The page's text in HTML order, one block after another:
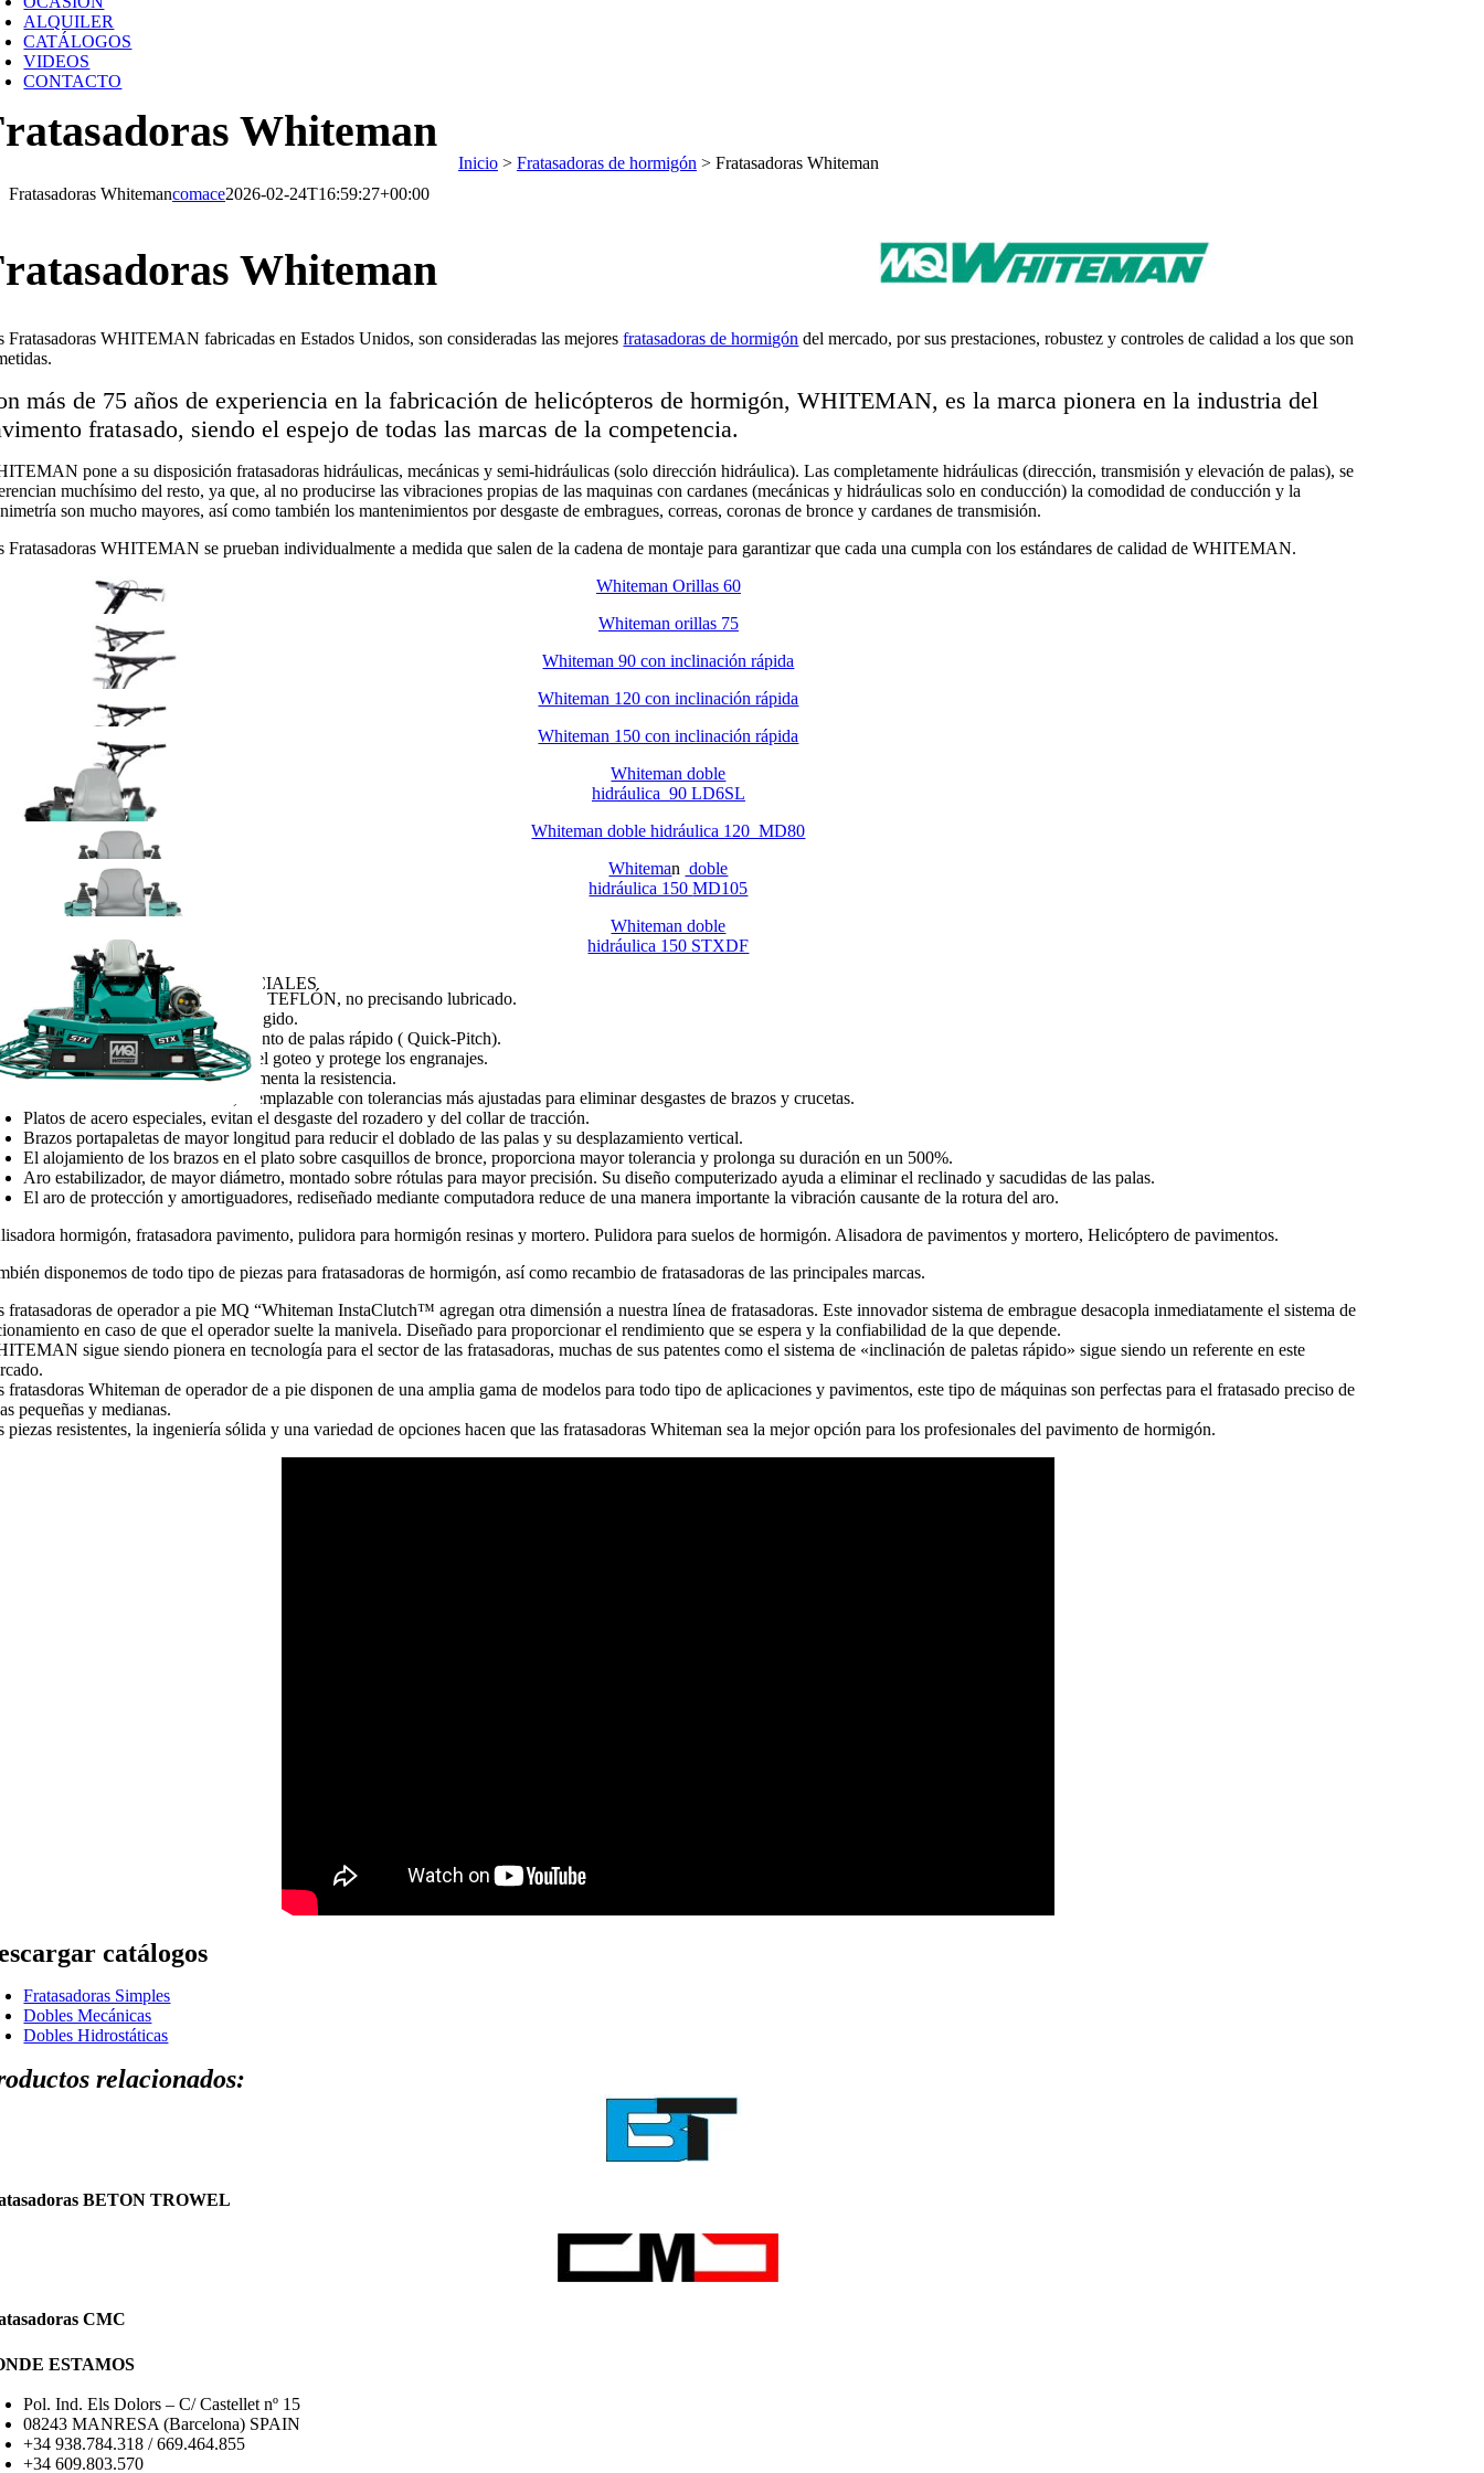
ALQUILER
CATÁLOGOS
VIDEOS
CONTACTO
Whiteman
Inicio> Fratasadoras de hormigón > Fratasadoras Whiteman
Fratasadoras Whitemancomace2026-02-24T16:59:27+00:00
Whiteman
Fratasadoras WHITEMAN fabricadas en Estados Unidos, son consideradas las mejoresfratasadoras de hormigón del mercado, por sus prestaciones, robustez y controles de calidad a los que son
más de 75 años de experiencia en la fabricación de helicópteros de hormigón, WHITEMAN, es la marca pionera en la industria del
fratasado, siendo el espejo de todas las marcas de la competencia.
pone a su disposición fratasadoras hidráulicas, mecánicas y semi-hidráulicas (solo dirección hidráulica). Las completamente hidráulicas (dirección, transmisión y elevación de palas), se
muchísimo del resto, ya que, al no producirse las vibraciones propias de las maquinas con cardanes (mecánicas y hidráulicas solo en conducción) la comodidad de conducción y la
son mucho mayores, así como también los mantenimientos por desgaste de embragues, correas, coronas de bronce y cardanes de transmisión.
Fratasadoras WHITEMAN se prueban individualmente a medida que salen de la cadena de montaje para garantizar que cada una cumpla con los estándares de calidad de WHITEMAN.
Whiteman Orillas 60
Whiteman orillas 75
Whiteman 90 con inclinación rápida
Whiteman 120 con inclinación rápida
Whiteman 150 con inclinación rápida
Whiteman doble
hidráulica 90 LD6SL
Whiteman doble hidráulica 120 MD80
Whiteman doble
hidráulica 150MD105
Whiteman doble
hidráulica 150 STXDF
CARACTERÍSTICAS ESPECIALES
Cable de aceleración recubierto de TEFLÓN, no precisando lubricado.
Control de parada centrífugo protegido.
Manillar reforzado con levantamiento de palas rápido ( Quick-Pitch).
Doble sellado de reductora, evita el goteo y protege los engranajes.
Eje central de mayor diámetro, aumenta la resistencia.
Collarín de tracción de bronce, reemplazable con tolerancias más ajustadas para eliminar desgastes de brazos y crucetas.
Platos de acero especiales, evitan el desgaste del rozadero y del collar de tracción.
Brazos portapaletas de mayor longitud para reducir el doblado de las palas y su desplazamiento vertical.
El alojamiento de los brazos en el plato sobre casquillos de bronce, proporciona mayor tolerancia y prolonga su duración en un 500%.
Aro estabilizador, de mayor diámetro, montado sobre rótulas para mayor precisión. Su diseño computerizado ayuda a eliminar el reclinado y sacudidas de las palas.
El aro de protección y amortiguadores, rediseñado mediante computadora reduce de una manera importante la vibración causante de la rotura del aro.
hormigón, fratasadora pavimento, pulidora para hormigón resinas y mortero. Pulidora para suelos de hormigón. Alisadora de pavimentos y mortero, Helicóptero de pavimentos.
disponemos de todo tipo de piezas para fratasadoras de hormigón, así como recambio de fratasadoras de las principales marcas.
fratasadoras de operador a pie MQ “Whiteman InstaClutch™ agregan otra dimensión a nuestra línea de fratasadoras. Este innovador sistema de embrague desacopla inmediatamente el sistema de
en caso de que el operador suelte la manivela. Diseñado para proporcionar el rendimiento que se espera y la confiabilidad de la que depende.
sigue siendo pionera en tecnología para el sector de las fratasadoras, muchas de sus patentes como el sistema de «inclinación de paletas rápido» sigue siendo un referente en este
fratasdoras Whiteman de operador de a pie disponen de una amplia gama de modelos para todo tipo de aplicaciones y pavimentos, este tipo de máquinas son perfectas para el fratasado preciso de
pequeñas y medianas.
piezas resistentes, la ingeniería sólida y una variedad de opciones hacen que las fratasadoras Whiteman sea la mejor opción para los profesionales del pavimento de hormigón.
catálogos
Fratasadoras Simples
Dobles Mecánicas
Dobles Hidrostáticas
relacionados:
BETON TROWEL
CMC
ESTAMOS
Pol. Ind. Els Dolors – C/ Castellet nº 15
08243 MANRESA (Barcelona) SPAIN
+34 938.784.318 / 669.464.855
+34 609.803.570